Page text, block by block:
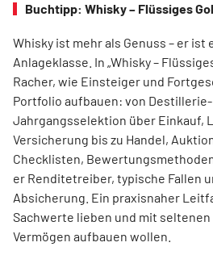
Buchtipp: Whisky – Flüssiges
Whisky ist mehr als Genuss – er
Anlageklasse. In „Whisky –
Racher, wie Einsteiger und
Portfolio aufbauen: von
Jahrgangsselektion über Einkauf,
Versicherung bis zu Handel,
Checklisten,
er Renditetreiber, typische Fallen
Absicherung. Ein praxisnaher
Sachwerte lieben und mit
Vermögen aufbauen wollen.